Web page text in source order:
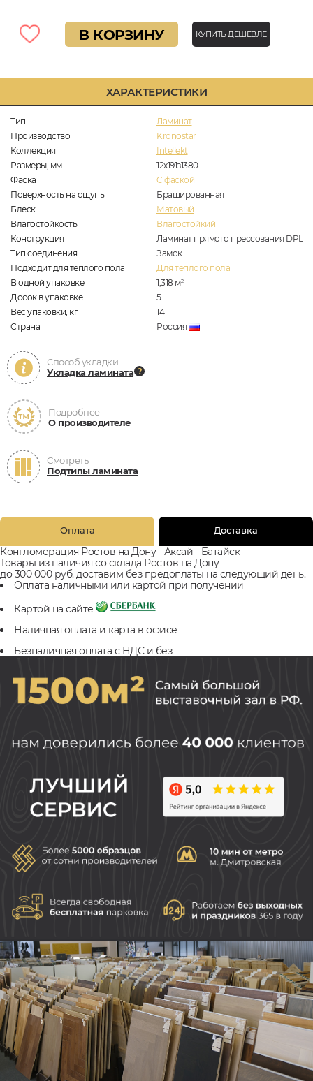
ХАРАКТЕРИСТИКИ
Тип
Ламинат
Производство
Kronostar
Коллекция
Intellekt
Размеры, мм
12х191з1380
Фаска
C фаской
Поверхность на ощупь
Брашированная
Блеск
Матовый
Влагостойкость
Влагостойкий
Конструкция
Ламинат прямого прессования DPL
Тип соединения
Замок
Подходит для теплого пола
Для теплого пола
В одной упаковке
1,318 м2
Досок в упаковке
5
Вес упаковки, кг
14
Страна
Россия
Способ укладки
Укладка ламината
Подробнее
О производителе
Смотреть
Подтипы ламината
В КОРЗИНУ КУПИТЬ ДЕШЕВЛЕ
Оплата Доставка
Конгломерация Ростов на Дону - Аксай - Батайск
Товары из наличия со склада Ростов на Дону
до 300 000 руб. доставим без предоплаты на следующий день.
Оплата наличными или картой при получении
Картой на сайте
Наличная оплата и карта в офисе
Безналичная оплата с НДС и без